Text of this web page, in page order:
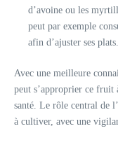
d’avoine ou les
peut par exemple
afin d’ajuster ses plats.
Avec une meilleure
peut s’approprier ce fruit
santé. Le rôle central de
à cultiver, avec une